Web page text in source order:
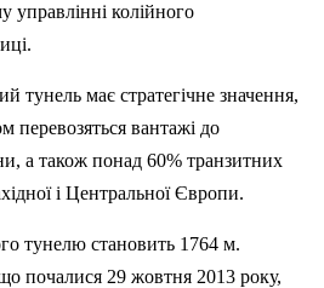
управлінні колійного
тунель має стратегічне значення,
перевозяться вантажі до
а також понад 60% транзитних
і Центральної Європи.
тунелю становить 1764 м.
почалися 29 жовтня 2013 року,